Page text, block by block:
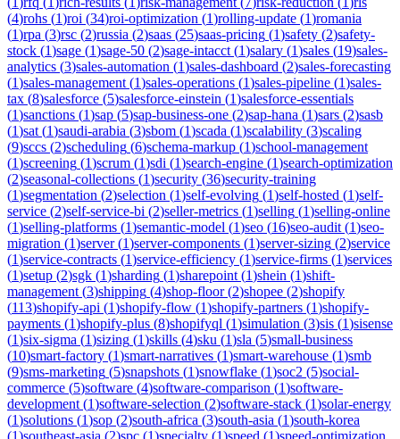
(4)rohs (1)roi (34)roi-optimization (1)rolling-update (1)romania
(1)rpa (3)rsc (2)russia (2)saas (25)saas-pricing (1)safety (2)safety-
stock (1)sage (1)sage-50 (2)sage-intacct (1)salary (1)sales (19)sales-
analytics (3)sales-automation (1)sales-dashboard (2)sales-forecasting
(1)sales-management (1)sales-operations (1)sales-pipeline (1)sales-
tax (8)salesforce (5)salesforce-einstein (1)salesforce-essentials
(1)sanctions (1)sap (5)sap-business-one (2)sap-hana (1)sars (2)sasb
(1)sat (1)saudi-arabia (3)sbom (1)scada (1)scalability (3)scaling
(9)sccs (2)scheduling (6)schema-markup (1)school-management
(1)screening (1)scrum (1)sdi (1)search-engine (1)search-optimization
(2)seasonal-collections (1)security (36)security-training
(1)segmentation (2)selection (1)self-evolving (1)self-hosted (1)self-
service (2)self-service-bi (2)seller-metrics (1)selling (1)selling-online
(1)selling-platforms (1)semantic-model (1)seo (16)seo-audit (1)seo-
migration (1)server(1)server-components (1)server-sizing (2)service
(1)service-contracts (1)service-efficiency (1)service-firms (1)services
(1)setup (2)sgk (1)sharding (1)sharepoint (1)shein (1)shift-
management (3)shipping (4)shop-floor(2)shopee (2)shopify
(113)shopify-api (1)shopify-flow (1)shopify-partners (1)shopify-
payments (1)shopify-plus (8)shopifyql (1)simulation (3)sis (1)sisense
(1)six-sigma (1)sizing (1)skills (4)sku (1)sla (5)small-business
(10)smart-factory (1)smart-narratives (1)smart-warehouse (1)smb
(9)sms-marketing (5)snapshots (1)snowflake (1)soc2 (5)social-
commerce (5)software (4)software-comparison (1)software-
development (1)software-selection (2)software-stack (1)solar-energy
(1)solutions (1)sop (2)south-africa (3)south-asia (1)south-korea
(1)southeast-asia (2)spc (1)specialty (1)speed (1)speed-optimization